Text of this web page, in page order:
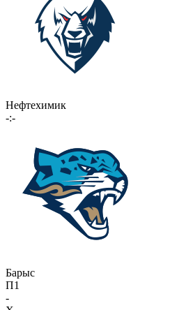
Нефтехимик
-:-
Барыс
П1
-